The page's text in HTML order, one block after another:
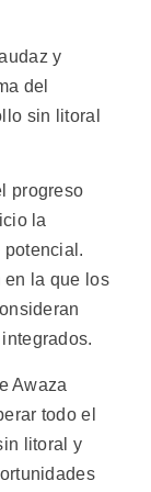
y
del
sin litoral
progreso
la
en la que los
Awaza
todo el
litoral y